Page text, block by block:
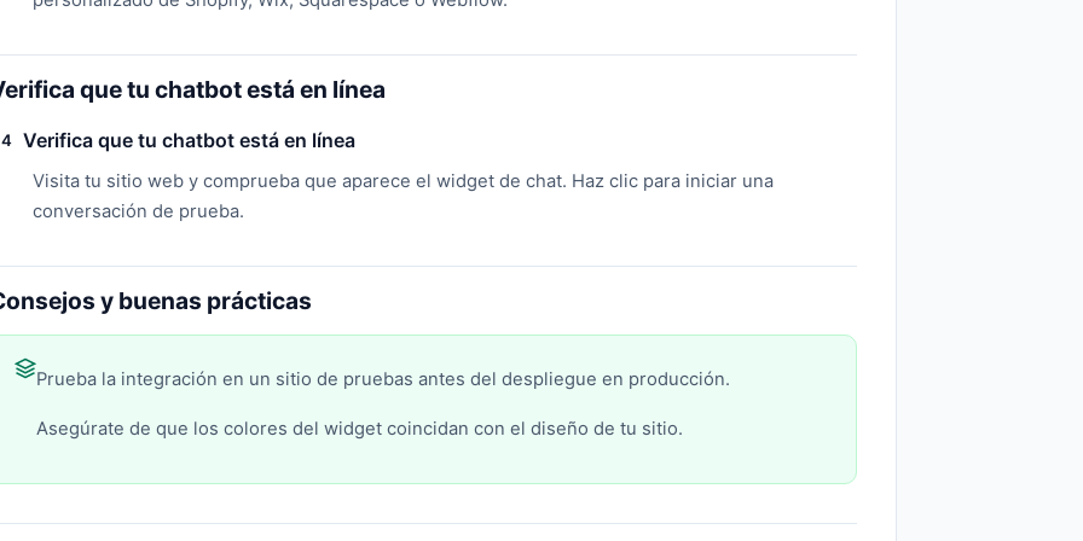
que tu chatbot está en línea
4 Verifica que tu chatbot está en línea
Visita tu sitio web y comprueba que aparece el widget de chat. Haz clic para iniciar una
conversación de prueba.
y buenas prácticas
Prueba la integración en un sitio de pruebas antes del despliegue en producción.
Asegúrate de que los colores del widget coincidan con el diseño de tu sitio.